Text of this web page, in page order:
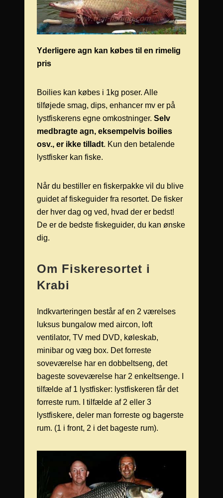
Yderligere agn kan købes til en rimelig
pris
Boilies kan købes i 1kg poser. Alle
tilføjede smag, dips, enhancer mv er på
lystfiskerens egne omkostninger. Selv
medbragte agn, eksempelvis boilies
osv., er ikke tilladt. Kun den betalende
lystfisker kan fiske.
Når du bestiller en fiskerpakke vil du blive
guidet af fiskeguider fra resortet. De fisker
der hver dag og ved, hvad der er bedst!
De er de bedste fiskeguider, du kan ønske
dig.
Om Fiskeresortet i
Krabi
Indkvarteringen består af en 2 værelses
luksus bungalow med aircon, loft
ventilator, TV med DVD, køleskab,
minibar og væg box. Det forreste
soveværelse har en dobbeltseng, det
bageste soveværelse har 2 enkeltsenge. I
tilfælde af 1 lystfisker: lystfiskeren får det
forreste rum. I tilfælde af 2 eller 3
lystfiskere, deler man forreste og bagerste
rum. (1 i front, 2 i det bageste rum).